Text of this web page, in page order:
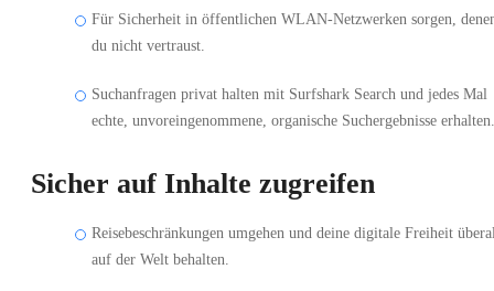
Für Sicherheit in öffentlichen WLAN-Netzwerken sorgen,
du nicht vertraust.
Suchanfragen privat halten mit Surfshark Search und jedes Mal
echte, unvoreingenommene, organische Suchergebnisse erhalten.
Sicher auf Inhalte zugreifen
Reisebeschränkungen umgehen und deine digitale Freiheit
auf der Welt behalten.